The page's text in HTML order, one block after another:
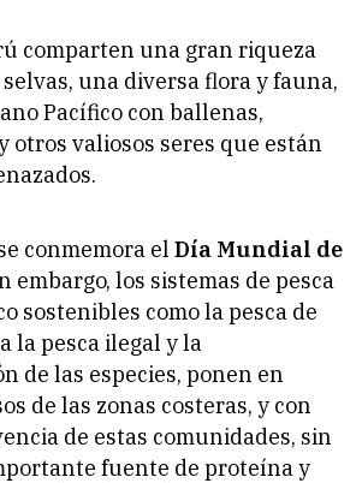
comparten una gran riqueza
una diversa flora y fauna,
Pacífico con ballenas,
otros valiosos seres que están
conmemora el Día Mundial de
embargo, los sistemas de pesca
sostenibles como la pesca de
la pesca ilegal y la
de las especies, ponen en
de las zonas costeras, y con
de estas comunidades, sin
fuente de proteína y